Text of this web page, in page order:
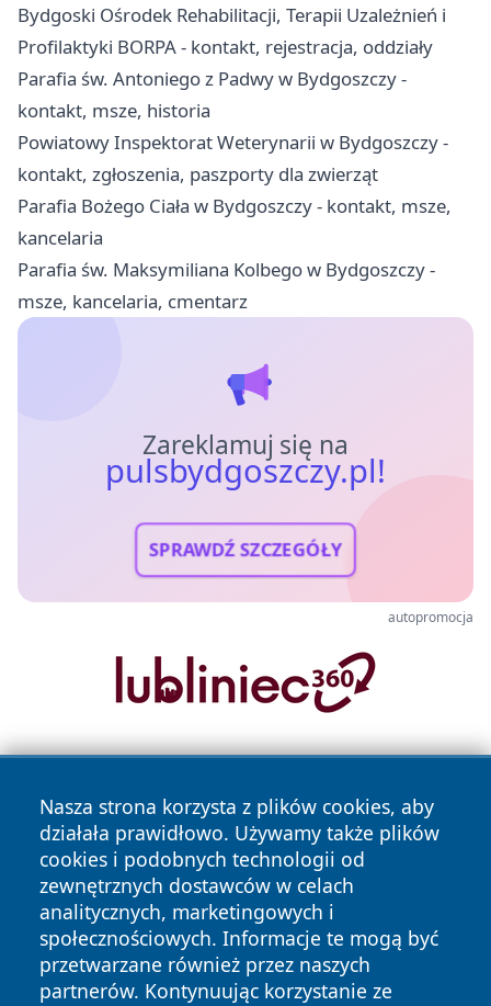
Bydgoski Ośrodek Rehabilitacji, Terapii Uzależnień i
Profilaktyki BORPA - kontakt, rejestracja, oddziały
Parafia św. Antoniego z Padwy w Bydgoszczy -
kontakt, msze, historia
Powiatowy Inspektorat Weterynarii w Bydgoszczy -
kontakt, zgłoszenia, paszporty dla zwierząt
Parafia Bożego Ciała w Bydgoszczy - kontakt, msze,
kancelaria
Parafia św. Maksymiliana Kolbego w Bydgoszczy -
msze, kancelaria, cmentarz
Zareklamuj się na
pulsbydgoszczy.pl!
SPRAWDŹ SZCZEGÓŁY
autopromocja
Nasza strona korzysta z plików cookies, aby
działała prawidłowo. Używamy także plików
cookies i podobnych technologii od
zewnętrznych dostawców w celach
analitycznych, marketingowych i
społecznościowych. Informacje te mogą być
przetwarzane również przez naszych
partnerów. Kontynuując korzystanie ze
Copyright © 2026 pulsbydgoszczy.pl Wszystkie prawa
zastrzeżone.
Polityka Polityka